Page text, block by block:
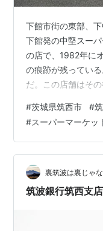
下館市街の東部、
下館発の中堅スー
の店で、1982年に
の痕跡が残ってい
だ。この店舗はそ
のTAIRAYA下館東
か、ハイマート本
料品店）、ドラッ
ストア）、ハイビ
があった、まさにマ
#茨城県筑西市 #
#スーパーマーケッ
裏筑波は裏じゃ
筑波銀行筑西支店